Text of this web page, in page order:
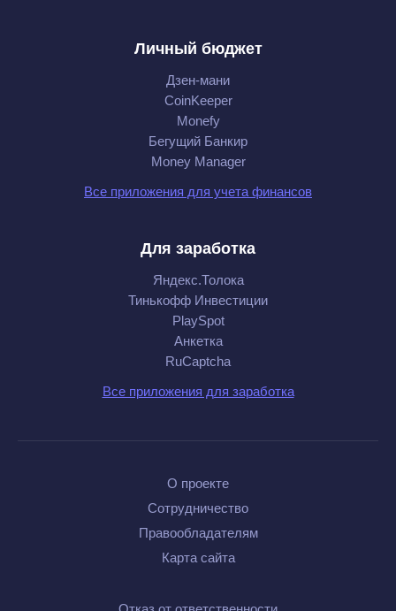
Личный бюджет
Дзен-мани
CoinKeeper
Monefy
Бегущий Банкир
Money Manager
Все приложения для учета финансов
Для заработка
Яндекс.Толока
Тинькофф Инвестиции
PlaySpot
Анкетка
RuCaptcha
Все приложения для заработка
О проекте
Сотрудничество
Правообладателям
Карта сайта